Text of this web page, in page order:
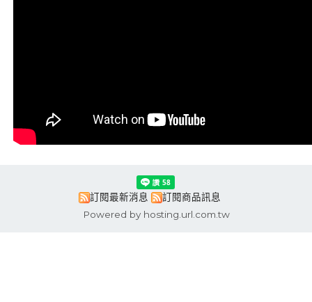
訂閱最新消息
訂閱商品訊息
Powered by hosting.url.com.tw